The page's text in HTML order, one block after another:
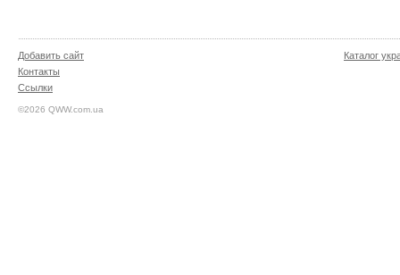
Добавить сайт
Контакты
Ссылки
©2026 QWW.com.ua
Каталог